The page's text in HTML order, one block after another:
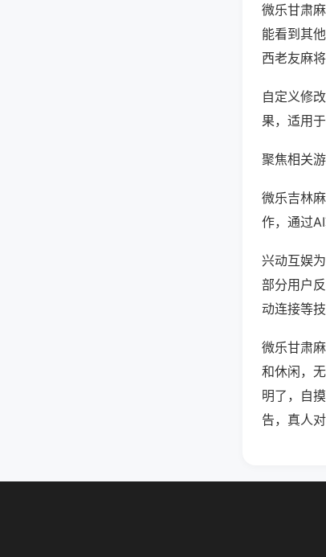
微乐甘肃
能看到其
西老友麻
自定义修
果，适用
聚焦相关
微乐吉林
作，通过
兴动互娱
部分用户
动连接等
微乐甘肃
和休闲，
明了，自
告，真人